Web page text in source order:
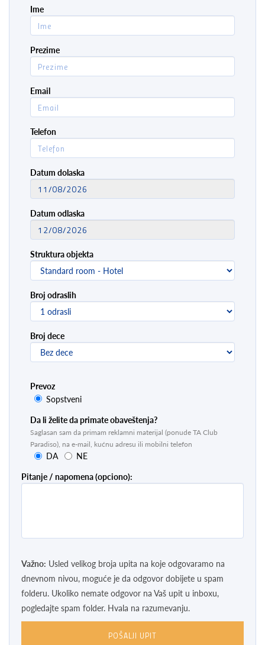
Ime
Prezime
Email
Telefon
Datum dolaska
Datum odlaska
Struktura objekta
Broj odraslih
Broj dece
Prevoz
Sopstveni
Da li želite da primate obaveštenja?
Saglasan sam da primam reklamni materijal (ponude TA Club
Paradiso), na e-mail, kućnu adresu ili mobilni telefon
DA NE
Pitanje / napomena (opciono):
Važno: Usled velikog broja upita na koje odgovaramo na
dnevnom nivou, moguće je da odgovor dobijete u spam
folderu. Ukoliko nemate odgovor na Vaš upit u inboxu,
pogledajte spam folder. Hvala na razumevanju.